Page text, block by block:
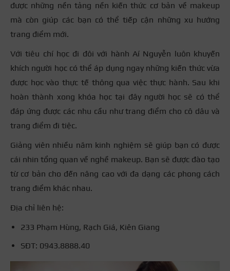
được những nền tảng nền kiến thức cơ bản về makeup
mà còn giúp các bạn có thể tiếp cận những xu hướng
trang điểm mới.
Với tiêu chí học đi đôi với hành Aí Nguyễn luôn khuyến
khích người học có thể áp dụng ngay những kiến thức vừa
được học vào thực tế thông qua việc thực hành. Sau khi
hoàn thành xong khóa học tại đây người học sẽ có thể
đáp ứng được các nhu cầu như trang điểm cho cô dâu và
trang điểm đi tiệc.
Giảng viên nhiều năm kinh nghiệm sẽ giúp bạn có được
cái nhin tổng quan về nghề makeup. Bạn sẽ được đào tạo
từ cơ bản cho đến nâng cao với đa dạng các phong cách
trang điểm khác nhau.
Địa chỉ liên hệ:
233 Phạm Hùng, Rạch Giá, Kiên Giang
SĐT: 0943.8888.40